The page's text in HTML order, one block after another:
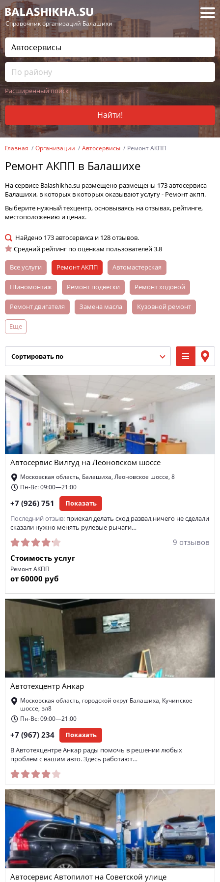
— Справочник организаций Балашихи
Расширенный поиск
Найти!
Главная Организации Автосервисы Ремонт АКПП
Ремонт АКПП в Балашихе
На сервисе Balashikha.su размещено размещены 173 автосервиса
Балашихи, в которых в которых оказывают услугу - Ремонт акпп.
Выберите нужный техцентр, основываясь на отзывах, рейтинге,
местоположению и ценах.
Найдено 173 автосервиса и 128 отзывов.
Средний рейтинг по оценкам пользователей 3.8
Все услуги ремонт АКПП автомастерская
шиномонтаж ремонт подвески ремонт ходовой
ремонт двигателя замена масла кузовной ремонт
компьютерная диагностика автомобиля
заправка кондиционера ремонт автокондиционеров
ремонт бензиновых двигателей полировка кузова
замена тормозных колодок ремонт выхлопных систем
тюнинг замена передних тормозных колодок
слесарный ремонт хранение шин
ремонт электронных систем управления автомобиля
ремонт дизельных двигателей
техническое обслуживание автомобиля
сход-развал ремонт генератора автомобиля
ремонт стартера химчистка салона
ремонт боковых порезов шин
ремонт автоэлектроники
диагностика МКПП
замена воздушного фильтра
ремонт электрооборудования диагностика ходовой
замена свечей зажигания замена салонного фильтра
замена тормозной жидкости
Еще
сортировать по
Автосервис Вилгуд на Леоновском шоссе
Московская область, Балашиха, Леоновское шоссе, 8
Пн-Вс: 09:00—21:00
+7 (926) 751 Показать
Последний отзыв: приехал делать сход развал,ничего не сделали
сказали нужно менять рулевые рычаги…
9 отзывов
Стоимость услуг
Ремонт АКПП
от 60000 руб
Автотехцентр Анкар
Московская область, городской округ Балашиха, Кучинское
шоссе, вл8
Пн-Вс: 09:00—21:00
+7 (967) 234 Показать
В Автотехцентре Анкар рады помочь в решении любых
проблем с вашим авто. Здесь работают…
Автосервис Автопилот на Советской улице